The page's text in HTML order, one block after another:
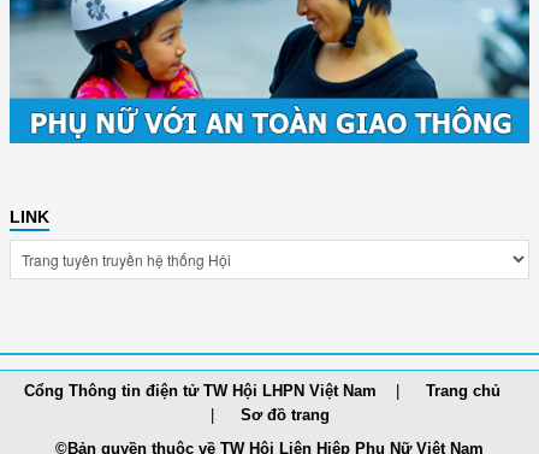
LINK
Cổng Thông tin điện tử TW Hội LHPN Việt Nam
Trang chủ
Sơ đồ trang
©Bản quyền thuộc về TW Hội Liên Hiệp Phụ Nữ Việt Nam